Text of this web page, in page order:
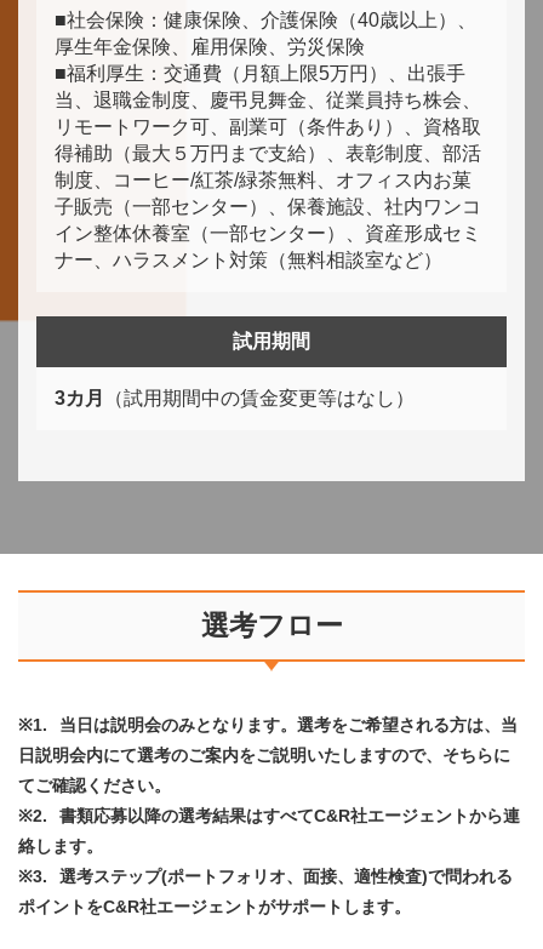
■社会保険：健康保険、介護保険（40歳以上）、
厚生年金保険、雇用保険、労災保険
■福利厚生：交通費（月額上限5万円）、出張手
当、退職金制度、慶弔見舞金、従業員持ち株会、
リモートワーク可、副業可（条件あり）、資格取
得補助（最大５万円まで支給）、表彰制度、部活
制度、コーヒー/紅茶/緑茶無料、オフィス内お菓
子販売（一部センター）、保養施設、社内ワンコ
イン整体休養室（一部センター）、資産形成セミ
ナー、ハラスメント対策（無料相談室など）
試用期間
3カ月 （試用期間中の賃金変更等はなし）
選考フロー
※1.
当日は説明会のみとなります。選考をご希望される方は、当
日説明会内にて選考のご案内をご説明いたしますので、そちらに
てご確認ください。
※2.
書類応募以降の選考結果はすべてC&R社エージェントから連
絡します。
※3.
選考ステップ(ポートフォリオ、面接、適性検査)で問われる
ポイントをC&R社エージェントがサポートします。